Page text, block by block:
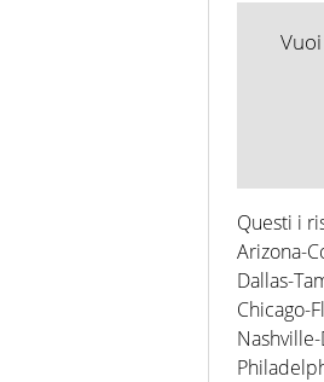
Questi i
Arizona-
Dallas-
Chicago-